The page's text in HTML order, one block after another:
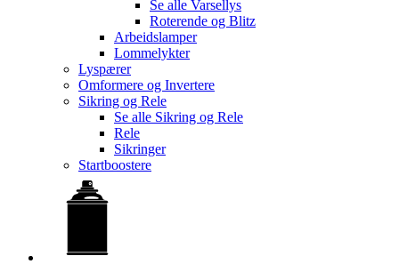
Se alle Varsellys
Roterende og Blitz
Arbeidslamper
Lommelykter
Lyspærer
Omformere og Invertere
Sikring og Rele
Se alle Sikring og Rele
Rele
Sikringer
Startboostere